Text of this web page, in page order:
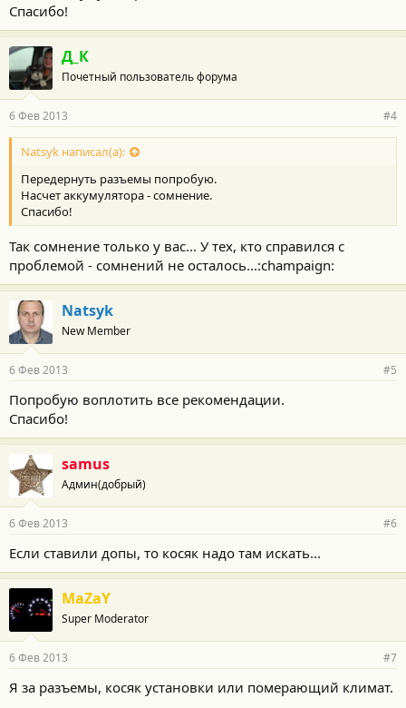
Спасибо!
Д_К
Почетный пользователь форума
6 Фев 2013 #4
Natsyk написал(а):
Передернуть разъемы попробую.
Насчет аккумулятора - сомнение.
Спасибо!
Так сомнение только у вас... У тех, кто справился с
проблемой - сомнений не осталось...:champaign:
Natsyk
New Member
6 Фев 2013 #5
Попробую воплотить все рекомендации.
Спасибо!
samus
Админ(добрый)
6 Фев 2013 #6
Если ставили допы, то косяк надо там искать...
MaZaY
Super Moderator
6 Фев 2013 #7
Я за разъемы, косяк установки или померающий климат.